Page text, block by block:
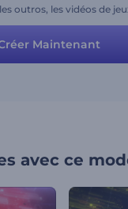
outros, les vidéos de
de produits high-
votre public et
!
Maintenant
avec ce